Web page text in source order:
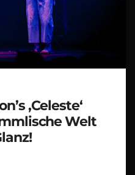
‚Celeste‘
Welt